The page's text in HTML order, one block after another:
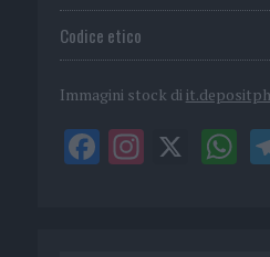
Codice etico
Immagini stock di